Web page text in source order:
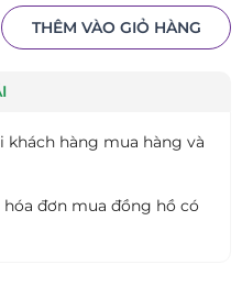
THÊM VÀO GIỎ HÀNG
khách hàng mua hàng và
đơn mua đồng hồ có